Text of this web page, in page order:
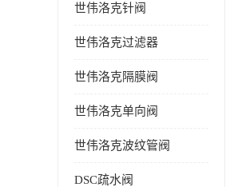
世伟洛克针阀
世伟洛克过滤器
世伟洛克隔膜阀
世伟洛克单向阀
世伟洛克波纹管阀
DSC疏水阀